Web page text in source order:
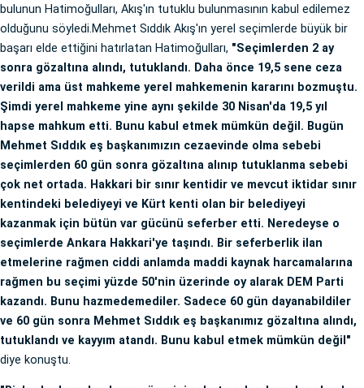
bulunun Hatimoğulları, Akış'ın tutuklu bulunmasının kabul edilemez
olduğunu söyledi.Mehmet Sıddık Akış'ın yerel seçimlerde büyük bir
başarı elde ettiğini hatırlatan Hatimoğulları, "Seçimlerden 2 ay
sonra gözaltına alındı, tutuklandı. Daha önce 19,5 sene ceza
verildi ama üst mahkeme yerel mahkemenin kararını bozmuştu.
Şimdi yerel mahkeme yine aynı şekilde 30 Nisan'da 19,5 yıl
hapse mahkum etti. Bunu kabul etmek mümkün değil. Bugün
Mehmet Sıddık eş başkanımızın cezaevinde olma sebebi
seçimlerden 60 gün sonra gözaltına alınıp tutuklanma sebebi
çok net ortada. Hakkari bir sınır kentidir ve mevcut iktidar sınır
kentindeki belediyeyi ve Kürt kenti olan bir belediyeyi
kazanmak için bütün var gücünü seferber etti. Neredeyse o
seçimlerde Ankara Hakkari'ye taşındı. Bir seferberlik ilan
etmelerine rağmen ciddi anlamda maddi kaynak harcamalarına
rağmen bu seçimi yüzde 50'nin üzerinde oy alarak DEM Parti
kazandı. Bunu hazmedemediler. Sadece 60 gün dayanabildiler
ve 60 gün sonra Mehmet Sıddık eş başkanımız gözaltına alındı,
tutuklandı ve kayyım atandı. Bunu kabul etmek mümkün değil"
diye konuştu.